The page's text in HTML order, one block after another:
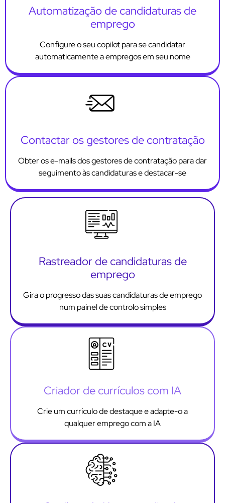
Automatização de candidaturas de
emprego
Configure o seu copilot para se candidatar
automaticamente a empregos em seu nome
Contactar os gestores de contratação
Obter os e-mails dos gestores de contratação para dar
seguimento às candidaturas e destacar-se
Rastreador de candidaturas de
emprego
Gira o progresso das suas candidaturas de emprego
num painel de controlo simples
Criador de currículos com IA
Crie um currículo de destaque e adapte-o a
qualquer emprego com a IA